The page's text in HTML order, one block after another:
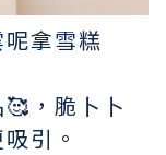
拿雪糕
，脆卜卜
引。